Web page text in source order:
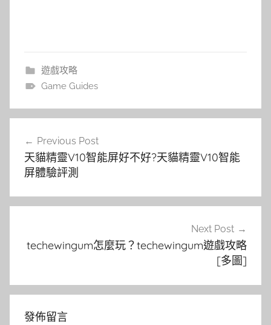
遊戲攻略
Game Guides
導
覽
Previous Post
天貓精靈V10智能屏好不好?天貓精靈V10智能
屏體驗評測
Next Post
techewingum怎麼玩？techewingum遊戲攻略
[多圖]
發佈留言